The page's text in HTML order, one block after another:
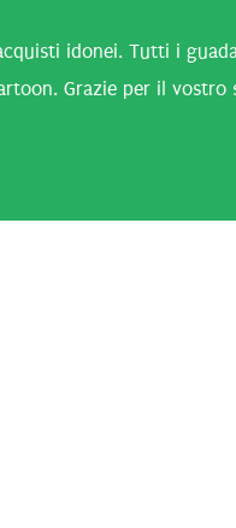
idonei. Tutti i
Grazie per il vostro